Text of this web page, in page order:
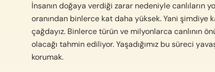
İnsanın doğaya verdiği zarar nedeniyle canlıların
oranından binlerce kat daha yüksek. Yani şimdiye
çağdayız. Binlerce türün ve milyonlarca canlının
olacağı tahmin ediliyor. Yaşadığımız bu süreci
korumak.